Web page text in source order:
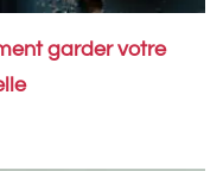
garder votre